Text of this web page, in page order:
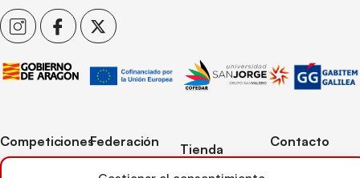
Competiciones
Competiciones
Federación
Tienda
Mi cuenta
Contacto